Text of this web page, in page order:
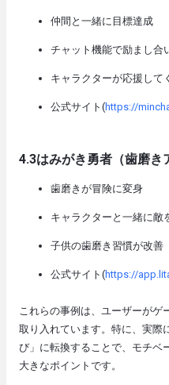
仲間と一緒に目標達成
チャット機能で励まし合
キャラクターが応援して
公式サイト(https://
4.3はみがき勇者（歯磨き
歯磨きが冒険に変身
キャラクターと一緒に敵
子供の歯磨き習慣が改善
公式サイト(https://
これらの事例は、ユーザーがゲ
取り入れています。特に、実際
び」に転換することで、モチベ
大きなポイントです。